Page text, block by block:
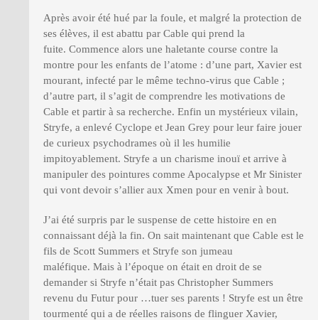
Après avoir été hué par la foule, et malgré la protection de
ses élèves, il est abattu par Cable qui prend la
fuite. Commence alors une haletante course contre la
montre pour les enfants de l’atome : d’une part, Xavier est
mourant, infecté par le même techno-virus que Cable ;
d’autre part, il s’agit de comprendre les motivations de
Cable et partir à sa recherche. Enfin un mystérieux vilain,
Stryfe, a enlevé Cyclope et Jean Grey pour leur faire jouer
de curieux psychodrames où il les humilie
impitoyablement. Stryfe a un charisme inouï et arrive à
manipuler des pointures comme Apocalypse et Mr Sinister
qui vont devoir s’allier aux Xmen pour en venir à bout.
J’ai été surpris par le suspense de cette histoire en en
connaissant déjà la fin. On sait maintenant que Cable est le
fils de Scott Summers et Stryfe son jumeau
maléfique. Mais à l’époque on était en droit de se
demander si Stryfe n’était pas Christopher Summers
revenu du Futur pour …tuer ses parents ! Stryfe est un être
tourmenté qui a de réelles raisons de flinguer Xavier,